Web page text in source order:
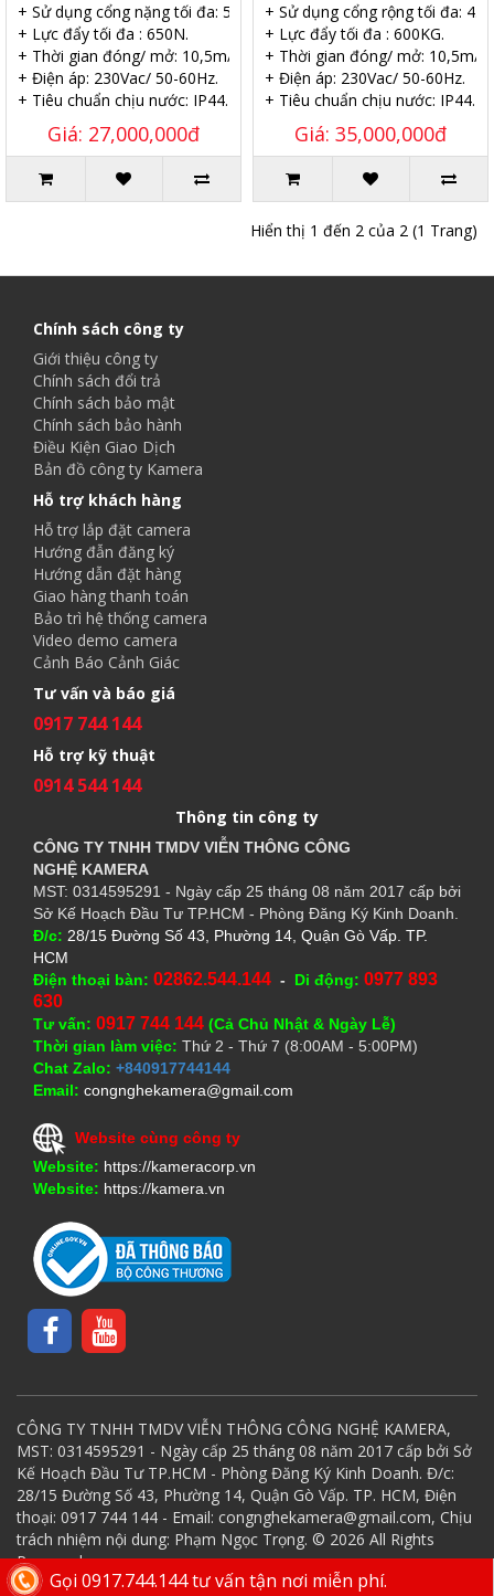
Gọi 0917.744.144 tư vấn tận nơi miễn phí.
+ Sử dụng cổng nặng tối đa: 500KG.
+ Lực đẩy tối đa : 650N.
+ Thời gian đóng/ mở: 10,5m/phút.
+ Điện áp: 230Vac/ 50-60Hz.
+ Tiêu chuẩn chịu nước: IP44.
Giá: 27,000,000đ
+ Sử dụng cổng rộng tối đa:
+ Lực đẩy tối đa : 600KG.
+ Thời gian đóng/ mở: 10,5m/
+ Điện áp: 230Vac/ 50-60Hz.
+ Tiêu chuẩn chịu nước: IP44.
Giá: 35,000,000đ
Hiển thị 1 đến 2 của 2 (1 Trang)
Chính sách công ty
Giới thiệu công ty
Chính sách đổi trả
Chính sách bảo mật
Chính sách bảo hành
Điều Kiện Giao Dịch
Bản đồ công ty Kamera
Hỗ trợ khách hàng
Hỗ trợ lắp đặt camera
Hướng đẫn đăng ký
Hướng dẫn đặt hàng
Giao hàng thanh toán
Bảo trì hệ thống camera
Video demo camera
Cảnh Báo Cảnh Giác
Tư vấn và báo giá
0917 744 144
Hỗ trợ kỹ thuật
0914 544 144
Thông tin công ty
CÔNG TY TNHH TMDV VIỄN THÔNG CÔNG
NGHỆ KAMERA
MST: 0314595291 - Ngày cấp 25 tháng 08 năm 2017 cấp bởi
Sở Kế Hoạch Đầu Tư TP.HCM - Phòng Đăng Ký Kinh Doanh.
Đ/c: 28/15 Đường Số 43, Phường 14, Quận Gò Vấp. TP.
HCM
Điện thoại bàn: 02862.544.144 - Di động: 0977 893
630
Tư vấn: 0917 744 144 (Cả Chủ Nhật & Ngày Lễ)
Thời gian làm việc: Thứ 2 - Thứ 7 (8:00AM - 5:00PM)
Chat Zalo: +840917744144
Email: congnghekamera@gmail.com
Website cùng công ty
Website: https://kameracorp.vn
Website: https://kamera.vn
CÔNG TY TNHH TMDV VIỄN THÔNG CÔNG NGHỆ KAMERA,
MST: 0314595291 - Ngày cấp 25 tháng 08 năm 2017 cấp bởi Sở
Kế Hoạch Đầu Tư TP.HCM - Phòng Đăng Ký Kinh Doanh. Đ/c:
28/15 Đường Số 43, Phường 14, Quận Gò Vấp. TP. HCM, Điện
thoại: 0917 744 144 - Email: congnghekamera@gmail.com, Chịu
trách nhiệm nội dung: Phạm Ngọc Trọng. © 2026 All Rights
Reserved.